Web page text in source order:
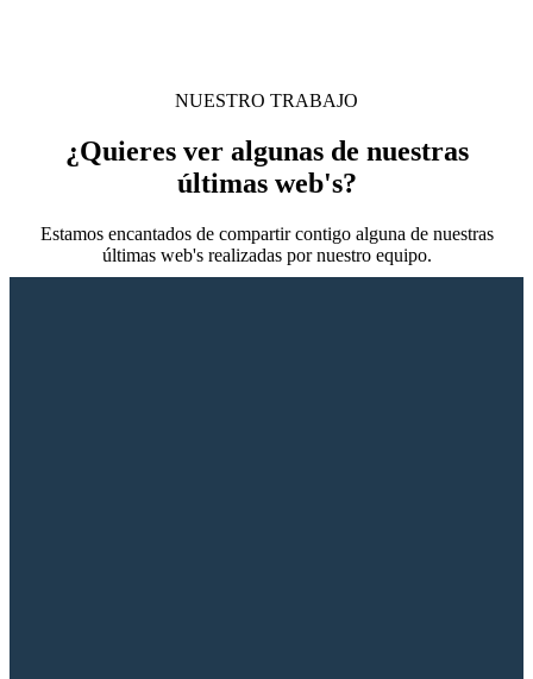
NUESTRO TRABAJO
¿Quieres ver algunas de nuestras
últimas web's?
Estamos encantados de compartir contigo alguna de nuestras
últimas web's realizadas por nuestro equipo.